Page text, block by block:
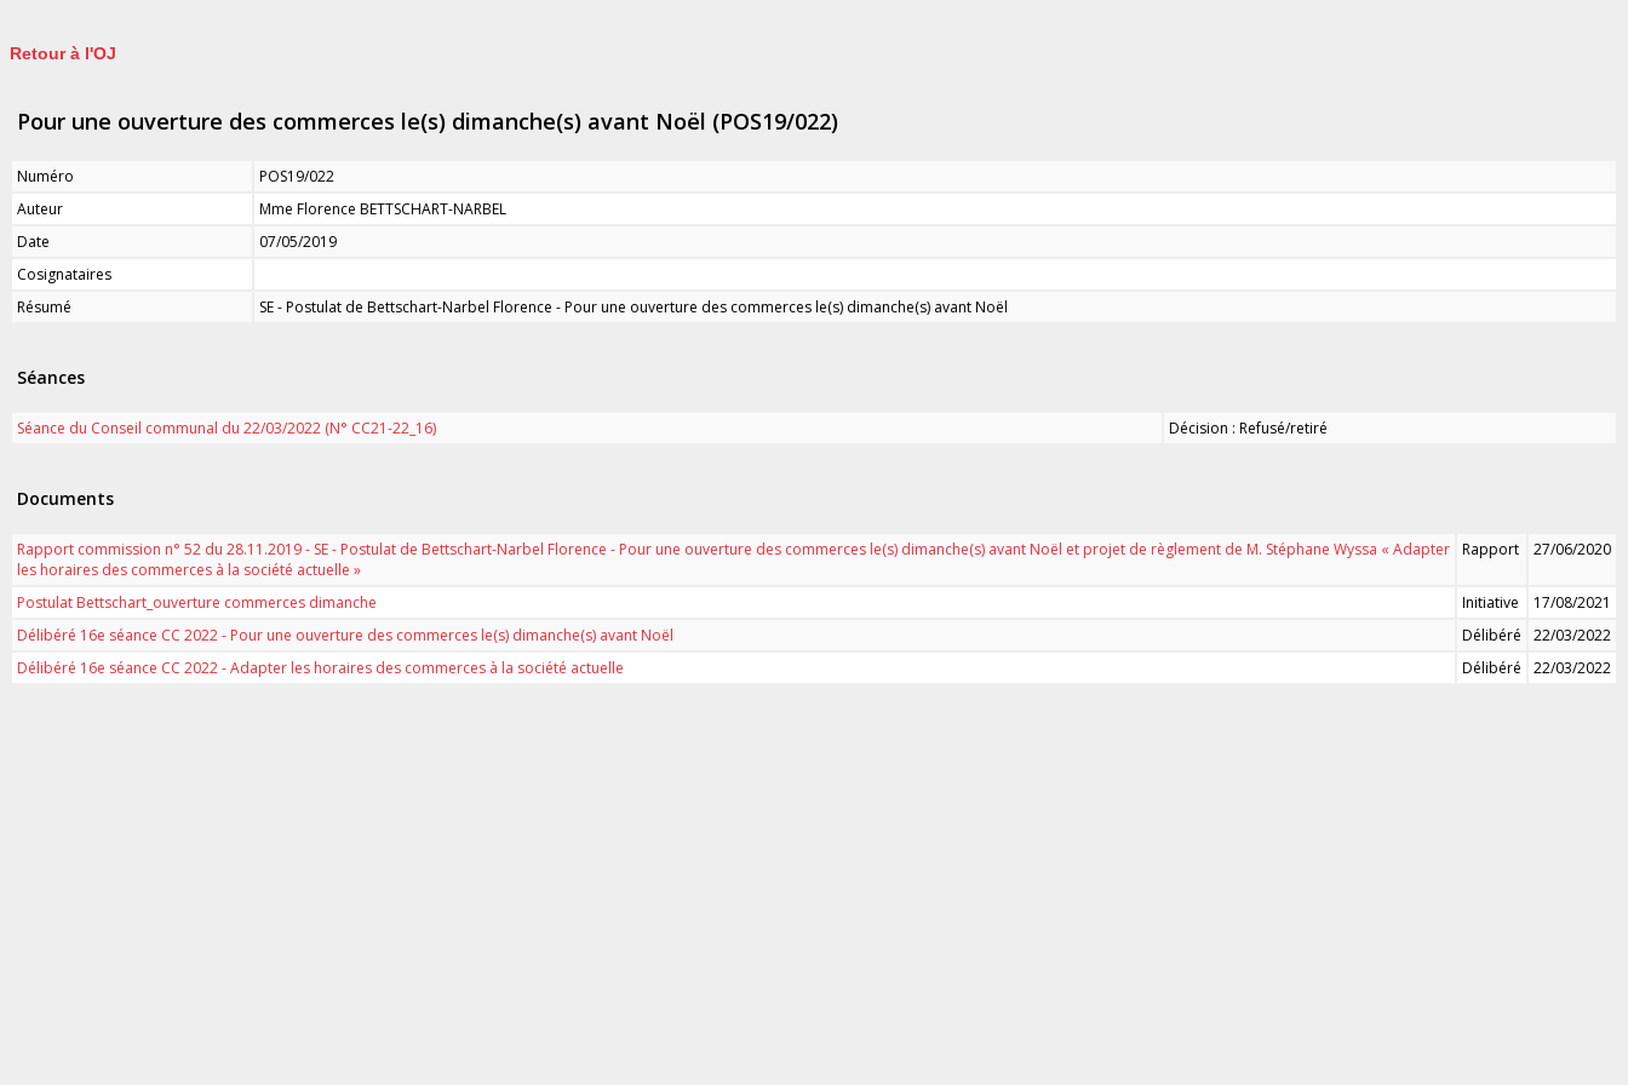
Retour à l'OJ
Pour une ouverture des commerces le(s) dimanche(s) avant Noël (POS19/022)
Numéro
POS19/022
Auteur
Mme Florence BETTSCHART-NARBEL
Date
07/05/2019
Cosignataires
Résumé
SE - Postulat de Bettschart-Narbel Florence - Pour une ouverture des commerces le(s) dimanche(s) avant Noël
Séances
Séance du Conseil communal du 22/03/2022 (N° CC21-22_16) Décision : Refusé/retiré
Documents
Rapport commission n° 52 du 28.11.2019 - SE - Postulat de Bettschart-Narbel Florence - Pour une ouverture des commerces le(s) dimanche(s) avant Noël et projet de règlement de M. Stéphane Wyssa « Adapter
les horaires des commerces à la société actuelle »
Rapport 27/06/2020
Postulat Bettschart_ouverture commerces dimanche Initiative
17/08/2021
Délibéré 16e séance CC 2022 - Pour une ouverture des commerces le(s) dimanche(s) avant Noël
Délibéré
22/03/2022
Délibéré 16e séance CC 2022 - Adapter les horaires des commerces à la société actuelle
Délibéré 22/03/2022